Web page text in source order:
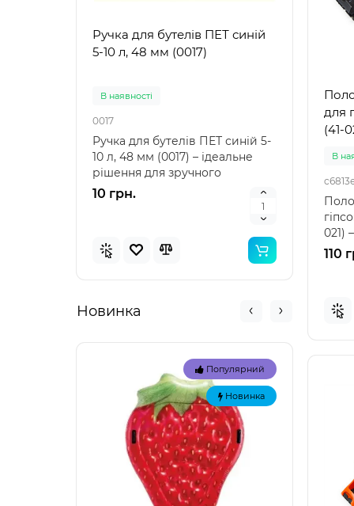
Ручка для бутелів ПЕТ синій
5-10 л, 48 мм (0017)
В наявностi
0017
Ручка для бутелів ПЕТ синій 5-
10 л, 48 мм (0017) – ідеальне
рішення для зручного
транспортування Ру..
10 грн.
В
0021
10
10
Новинка
Популярний
Новинка
для
(41-
В
021)
110